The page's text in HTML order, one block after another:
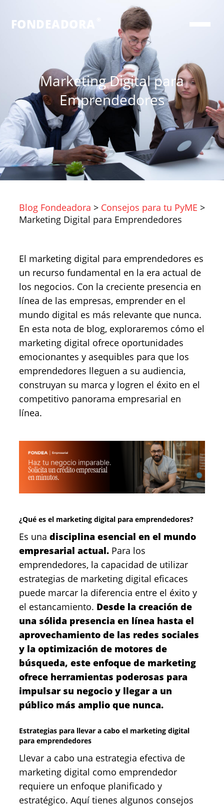
FONDEADORA
Marketing Digital para
Emprendedores
Blog Fondeadora > Consejos para tu PyME >
Marketing Digital para Emprendedores
El marketing digital para emprendedores es
un recurso fundamental en la era actual de
los negocios. Con la creciente presencia en
línea de las empresas, emprender en el
mundo digital es más relevante que nunca.
En esta nota de blog, exploraremos cómo el
marketing digital ofrece oportunidades
emocionantes y asequibles para que los
emprendedores lleguen a su audiencia,
construyan su marca y logren el éxito en el
competitivo panorama empresarial en
línea.
¿Qué es el marketing digital para emprendedores?
Es una disciplina esencial en el mundo
empresarial actual. Para los
emprendedores, la capacidad de utilizar
estrategias de marketing digital eficaces
puede marcar la diferencia entre el éxito y
el estancamiento. Desde la creación de
una sólida presencia en línea hasta el
aprovechamiento de las redes sociales
y la optimización de motores de
búsqueda, este enfoque de marketing
ofrece herramientas poderosas para
impulsar su negocio y llegar a un
público más amplio que nunca.
Estrategias para llevar a cabo el marketing digital
para emprendedores
Llevar a cabo una estrategia efectiva de
marketing digital como emprendedor
requiere un enfoque planificado y
estratégico. Aquí tienes algunos consejos